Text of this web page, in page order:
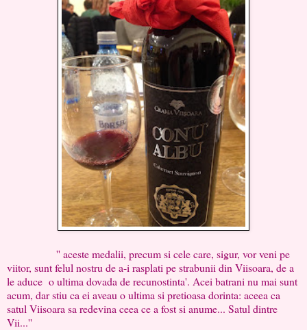
'' aceste medalii, precum si cele care, sigur, vor veni pe
viitor, sunt felul nostru de a-i rasplati pe strabunii din Viisoara, de a
le aduce o ultima dovada de recunostinta'. Acei batrani nu mai sunt
acum, dar stiu ca ei aveau o ultima si pretioasa dorinta: aceea ca
satul Viisoara sa redevina ceea ce a fost si anume... Satul dintre
Vii...''